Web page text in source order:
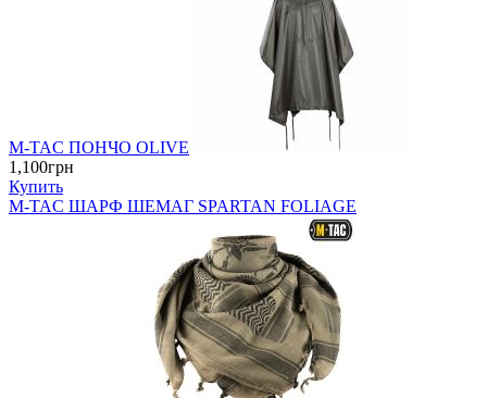
M-TAC ПОНЧО OLIVE
1,100грн
Купить
M-TAC ШАРФ ШЕМАГ SPARTAN FOLIAGE